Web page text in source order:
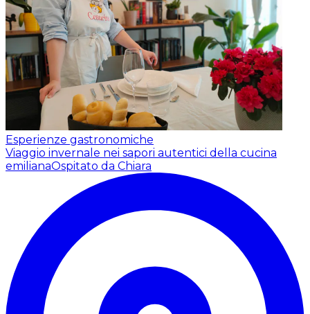
Esperienze gastronomiche
Viaggio invernale nei sapori autentici della cucina
emilianaOspitato da Chiara